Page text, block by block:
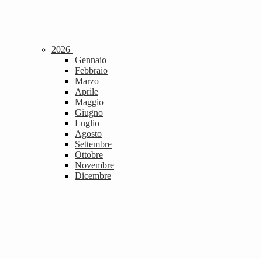
2026
Gennaio
Febbraio
Marzo
Aprile
Maggio
Giugno
Luglio
Agosto
Settembre
Ottobre
Novembre
Dicembre